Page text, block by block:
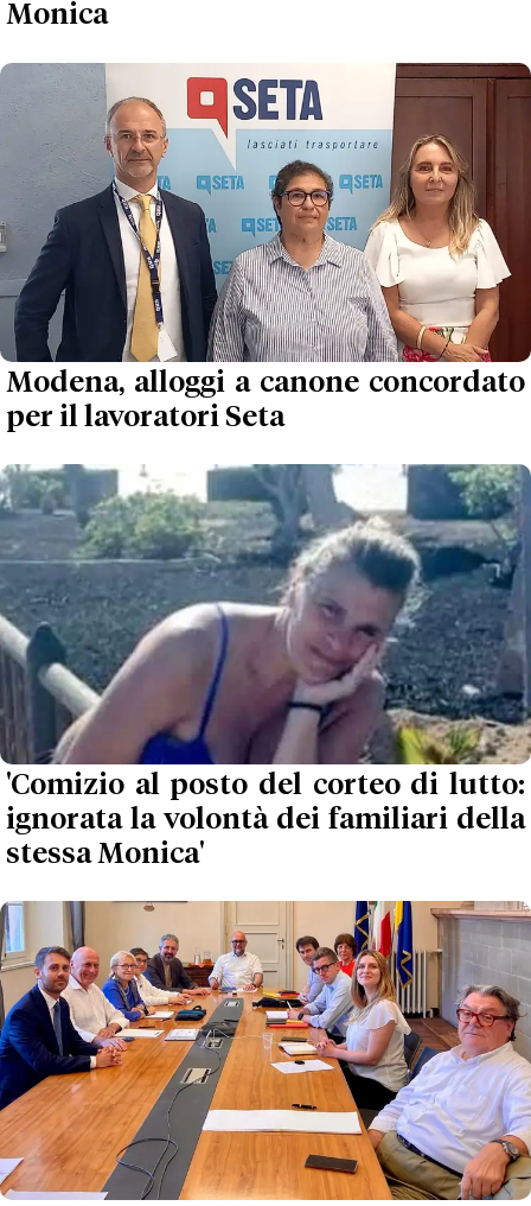
Monica
Modena, alloggi a canone concordato
per il lavoratori Seta
'Comizio al posto del corteo di lutto:
ignorata la volontà dei familiari della
stessa Monica'